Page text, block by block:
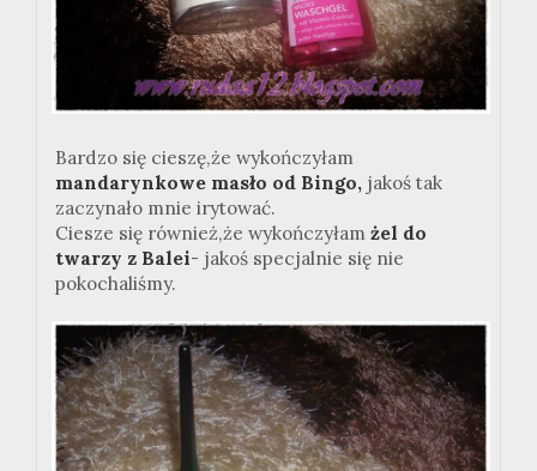
Bardzo się cieszę,że wykończyłam
mandarynkowe masło od Bingo, jakoś tak
zaczynało mnie irytować.
Ciesze się również,że wykończyłam żel do
twarzy z Balei- jakoś specjalnie się nie
pokochaliśmy.